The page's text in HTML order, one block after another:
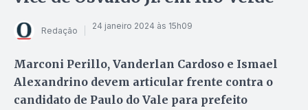
Redação 24 janeiro 2024 às 15h09
Marconi Perillo, Vanderlan Cardoso e Ismael
Alexandrino devem articular frente contra o
candidato de Paulo do Vale para prefeito